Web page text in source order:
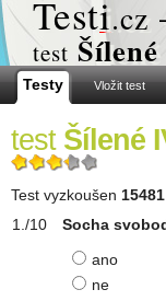
Testi.cz
test
Testy Vložit test
test Šílené
Test vyzkoušen
Socha
ano
ne